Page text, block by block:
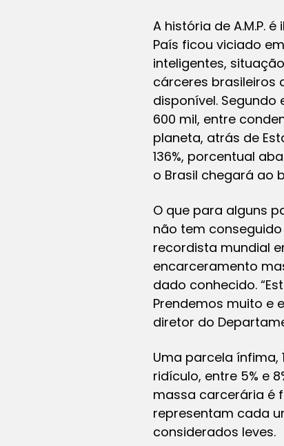
A história de A.M.P. é
País ficou viciado
inteligentes,
cárceres brasileiros
disponível.
600 mil, entre
planeta, atrás de
136%, porcentual
o Brasil chegará ao
O que para alguns
não tem
recordista mundial
encarceramento
dado conhecido.
Prendemos muito e
diretor do
Uma parcela ínfima,
ridículo, entre 5% e
massa carcerária é
representam cada
considerados leves.